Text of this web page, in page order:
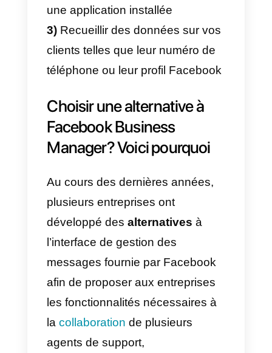
Parallèlement, le nombre
d’entreprises souhaitant offrir une
assistance par le biais
d’
applications demessagerie
directecomme Messenger
augmente de jour en jour.
Contrairement aux systèmes
traditionnels de messagerie
électronique et de
aux services de chat en direct,
l’utilisation de ces canaux
présente plusieurs avantages
parmi lesquels :